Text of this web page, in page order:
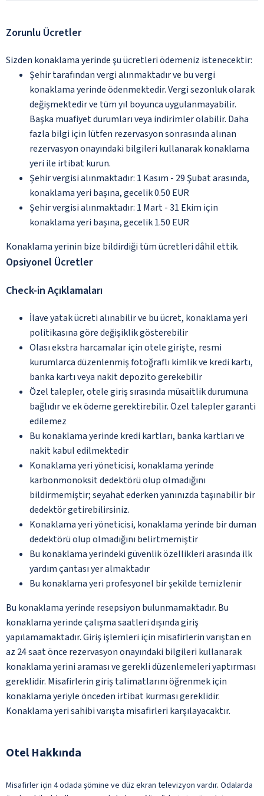
Zorunlu Ücretler
Sizden konaklama yerinde şu ücretleri ödemeniz istenecektir:
Şehir tarafından vergi alınmaktadır ve bu vergi
konaklama yerinde ödenmektedir. Vergi sezonluk olarak
değişmektedir ve tüm yıl boyunca uygulanmayabilir.
Başka muafiyet durumları veya indirimler olabilir. Daha
fazla bilgi için lütfen rezervasyon sonrasında alınan
rezervasyon onayındaki bilgileri kullanarak konaklama
yeri ile irtibat kurun.
Şehir vergisi alınmaktadır: 1 Kasım - 29 Şubat arasında,
konaklama yeri başına, gecelik 0.50 EUR
Şehir vergisi alınmaktadır: 1 Mart - 31 Ekim için
konaklama yeri başına, gecelik 1.50 EUR
Konaklama yerinin bize bildirdiği tüm ücretleri dâhil ettik.
Opsiyonel Ücretler
Check-in Açıklamaları
İlave yatak ücreti alınabilir ve bu ücret, konaklama yeri
politikasına göre değişiklik gösterebilir
Olası ekstra harcamalar için otele girişte, resmi
kurumlarca düzenlenmiş fotoğraflı kimlik ve kredi kartı,
banka kartı veya nakit depozito gerekebilir
Özel talepler, otele giriş sırasında müsaitlik durumuna
bağlıdır ve ek ödeme gerektirebilir. Özel talepler garanti
edilemez
Bu konaklama yerinde kredi kartları, banka kartları ve
nakit kabul edilmektedir
Konaklama yeri yöneticisi, konaklama yerinde
karbonmonoksit dedektörü olup olmadığını
bildirmemiştir; seyahat ederken yanınızda taşınabilir bir
dedektör getirebilirsiniz.
Konaklama yeri yöneticisi, konaklama yerinde bir duman
dedektörü olup olmadığını belirtmemiştir
Bu konaklama yerindeki güvenlik özellikleri arasında ilk
yardım çantası yer almaktadır
Bu konaklama yeri profesyonel bir şekilde temizlenir
Bu konaklama yerinde resepsiyon bulunmamaktadır. Bu
konaklama yerinde çalışma saatleri dışında giriş
yapılamamaktadır. Giriş işlemleri için misafirlerin varıştan en
az 24 saat önce rezervasyon onayındaki bilgileri kullanarak
konaklama yerini araması ve gerekli düzenlemeleri yaptırması
gereklidir. Misafirlerin giriş talimatlarını öğrenmek için
konaklama yeriyle önceden irtibat kurması gereklidir.
Konaklama yeri sahibi varışta misafirleri karşılayacaktır.
Otel Hakkında
Misafirler için 4 odada şömine ve düz ekran televizyon vardır. Odalarda